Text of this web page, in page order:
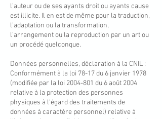
l’auteur ou de ses ayants droit ou ayants cause
est illicite. Il en est de même pour la traduction,
l’adaptation ou la transformation,
l’arrangement ou la reproduction par un art ou
un procédé quelconque.
Données personnelles, déclaration à la CNIL :
Conformément à la loi 78-17 du 6 janvier 1978
(modifiée par la loi 2004-801 du 6 août 2004
relative à la protection des personnes
physiques à l'égard des traitements de
données à caractère personnel) relative à